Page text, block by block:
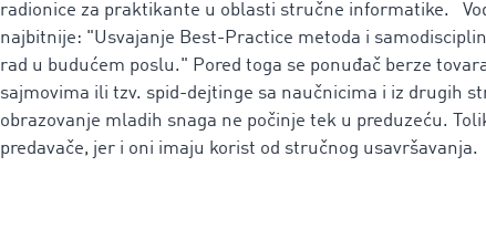
radionice za praktikante u oblasti stručne informatike.
najbitnije: "Usvajanje Best-Practice metoda i
rad u budućem poslu." Pored toga se ponuđač berze
sajmovima ili tzv. spid-dejtinge sa naučnicima i iz drugih
obrazovanje mladih snaga ne počinje tek u preduzeću.
predavače, jer i oni imaju korist od stručnog usavršavanja.